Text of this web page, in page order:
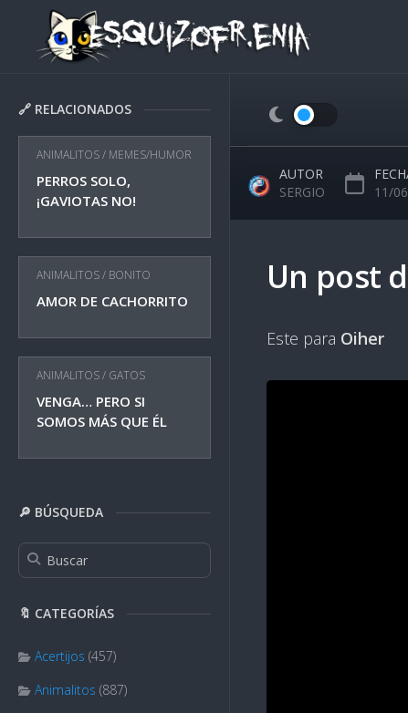
content
🔗 RELACIONADOS
ANIMALITOS/ MEMES/HUMOR
PERROS SOLO,
¡GAVIOTAS NO!
ANIMALITOS/ BONITO
AMOR DE CACHORRITO
ANIMALITOS/ GATOS
VENGA… PERO SI
SOMOS MÁS QUE ÉL
🔎 BÚSQUEDA
🔖 CATEGORÍAS
Acertijos (457)
Animalitos (887)
AUTOR
SERGIO
11/
Un post
Este para Oiher